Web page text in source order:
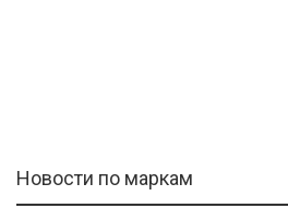
Новости по маркам